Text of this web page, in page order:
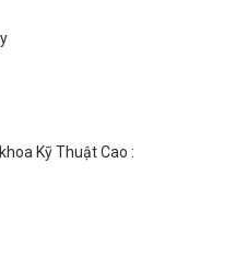
Kỹ Thuật Cao :